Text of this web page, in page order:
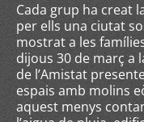
Cada grup ha creat
per ells una ciutat
mostrat a les
dijous 30 de març a
de l’Amistat
espais amb molins
aquest menys